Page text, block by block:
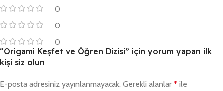
0
0
0
“Origami Keşfet ve Öğren Dizisi” için yorum yapan ilk
kişi siz olun
E-posta adresiniz yayınlanmayacak. Gerekli alanlar * ile